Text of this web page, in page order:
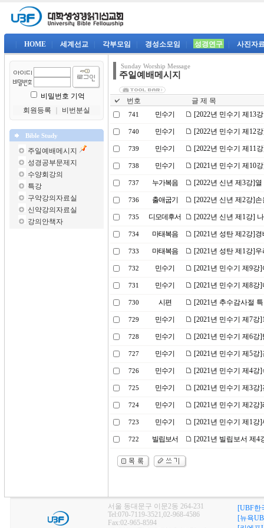
HOME 세계선교 각부모임 경성소모임 성경연구 사진자
비밀번호 기억
회원등록
비번분실
Bible Study
주일예배메시지
성경공부문제지
수양회강의
특강
구약강의자료실
신약강의자료실
강의안책자
Sunday Worship Message
주일예배메시지
번호 글 제 목
741 민수기 [2022년 민수기 제13
740 민수기 [2022년 민수기 제12
739 민수기 [2022년 민수기 제11
738 민수기 [2021년 민수기 제10
737 누가복음 [2022년 신년 제3강]
736 출애굽기 [2022년 신년 제2강]
735 디모데후서 [2022년 신년 제1강]
734 마태복음 [2021년 성탄 제2강]
733 마태복음 [2021년 성탄 제1강]
732 민수기 [2021년 민수기 제9
731 민수기 [2021년 민수기 제8강
730 시편 [2021년 추수감사절
729 민수기 [2021년 민수기 제7강
728 민수기 [2021년 민수기 제6
727 민수기 [2021년 민수기 제5
726 민수기 [2021년 민수기 제4
725 민수기 [2021년 민수기 제3강
724 민수기 [2021년 민수기 제2강
723 민수기 [2021년 민수기 제1
722 빌립보서 [2021년 빌립보서 제4
서울 동대문구 이문2동 264-231
Tel:070-7119-3521,02-968-4586
Fax:02-965-8594
[UBF한
[뉴욕